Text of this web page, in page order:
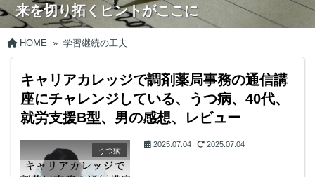
来を切り拓くヒントがここに
HOME » 学習継続の工夫
キャリアカレッジで調剤薬局事務の通信講
座にチャレンジしている、うつ病、40代、
就労支援B型、男の感想、レビュー
うつ病
2025.07.04 2025.07.04